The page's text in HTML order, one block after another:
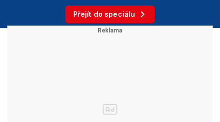
Přejít do speciálu